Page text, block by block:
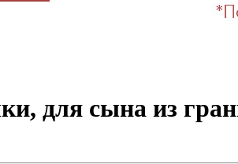
для сына из